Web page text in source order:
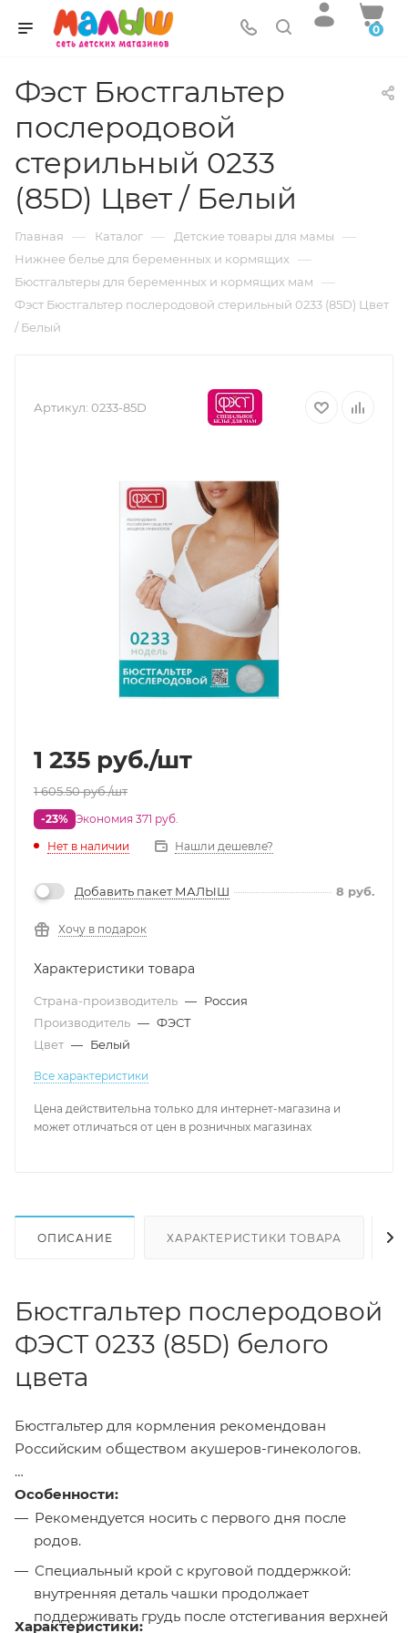
0
Фэст Бюстгальтер
послеродовой
стерильный 0233
(85D) Цвет / Белый
Главная — Каталог — Детские товары для мамы —
Нижнее белье для беременных и кормящих —
Бюстгальтеры для беременных и кормящих мам —
Фэст Бюстгальтер послеродовой стерильный 0233 (85D) Цвет
/ Белый
Артикул: 0233-85D
1 235 руб./шт
1 605.50руб./шт
-23% Экономия 371 руб.
Нет в наличии
Нашли дешевле?
Добавить пакет МАЛЫШ 8 руб.
Хочу в подарок
Характеристики товара
Страна-производитель — Россия
Производитель — ФЭСТ
Цвет — Белый
Все характеристики
Цена действительна только для интернет-магазина и
может отличаться от цен в розничных магазинах
ОПИСАНИЕ ХАРАКТЕРИСТИКИ ТОВАРА
Бюстгальтер послеродовой
ФЭСТ 0233 (85D) белого
цвета
Бюстгальтер для кормления рекомендован
Российским обществом акушеров-гинекологов.
Особенности:
Рекомендуется носить с первого дня после
родов.
Специальный крой с круговой поддержкой:
внутренняя деталь чашки продолжает
поддерживать грудь после отстегивания верхней
Характеристики: